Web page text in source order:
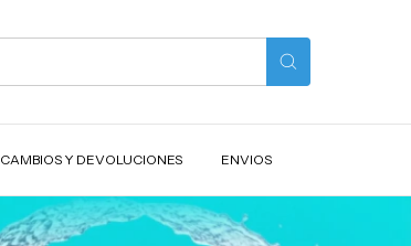
CAMBIOS Y DEVOLUCIONES ENVIOS